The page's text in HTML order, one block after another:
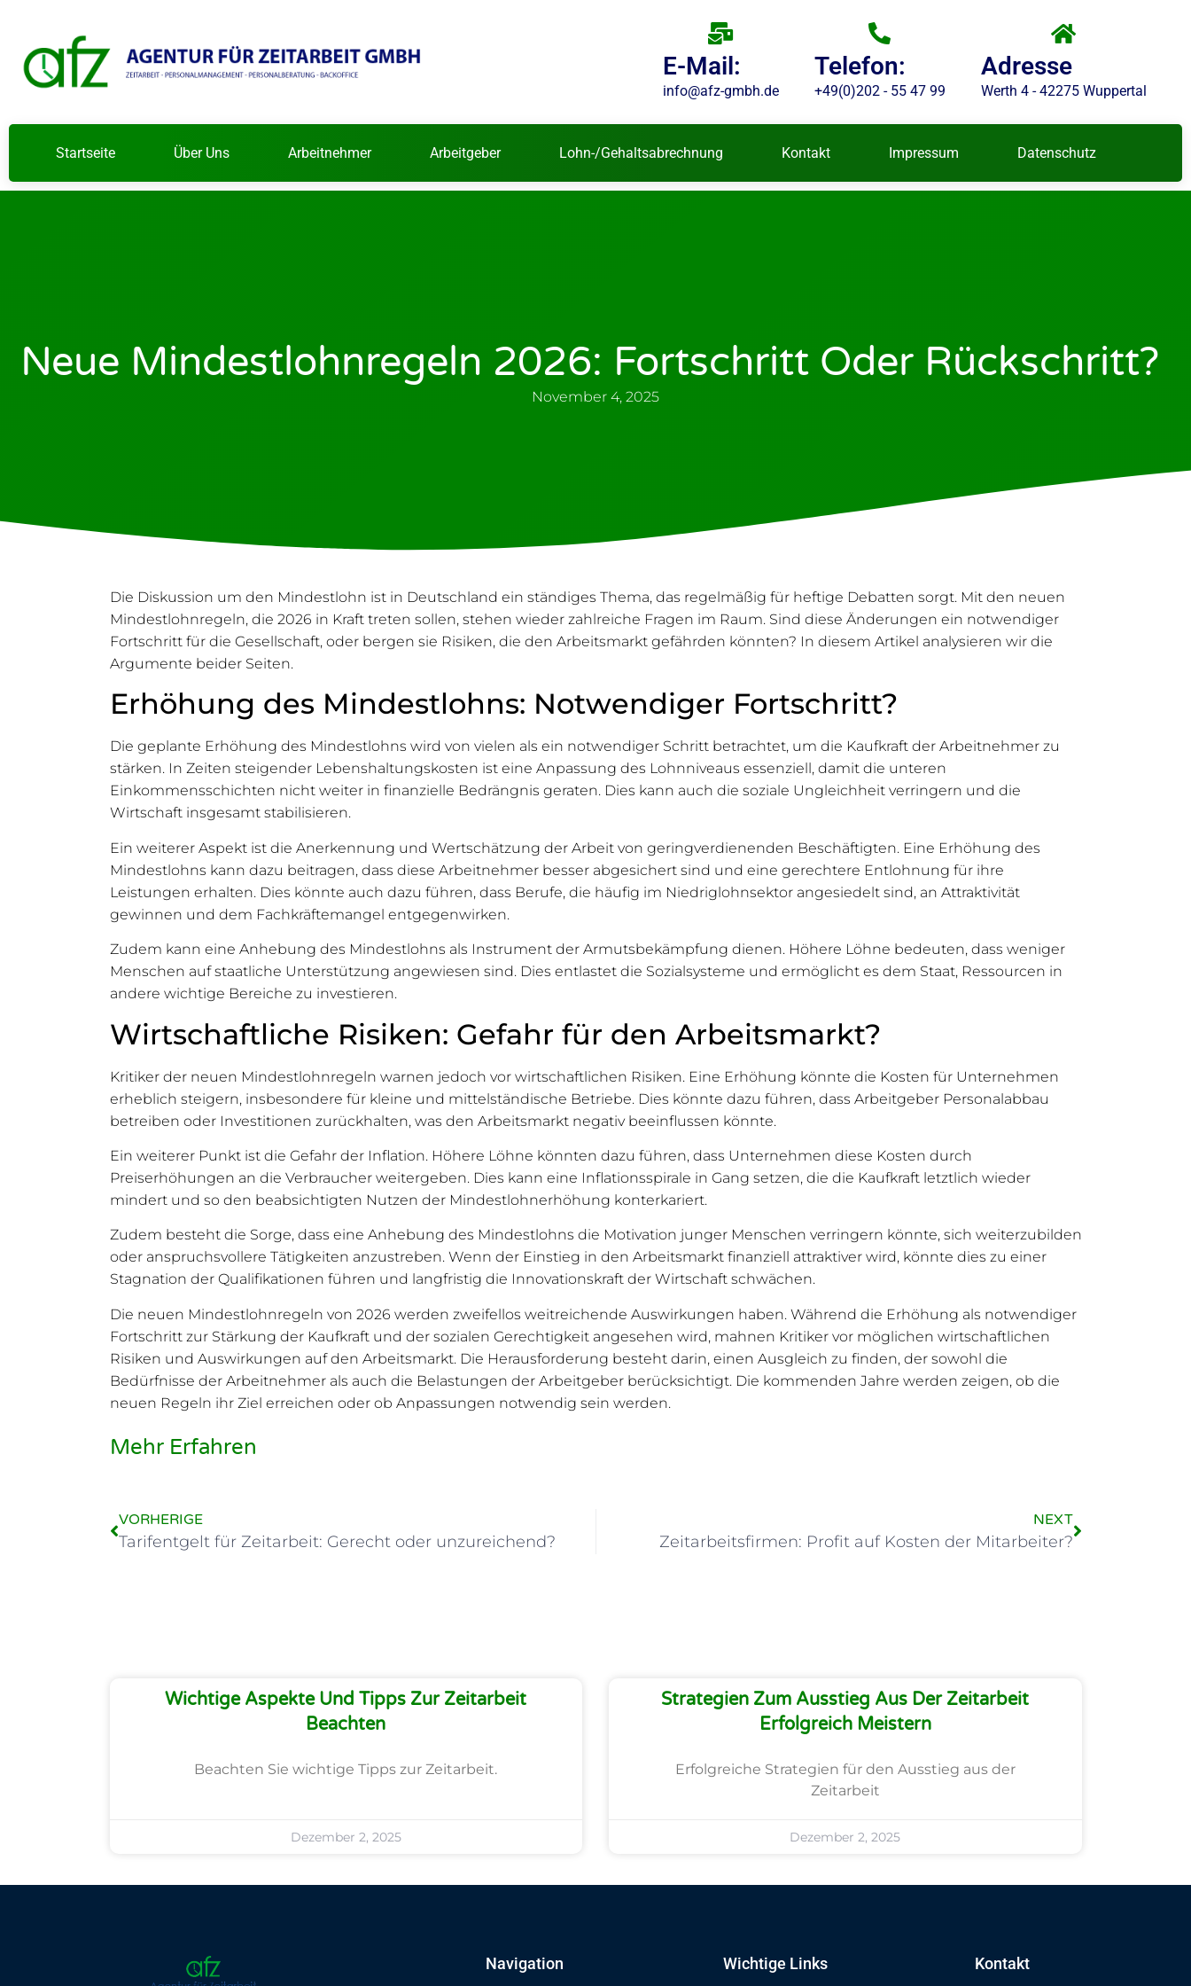
E-Mail:
info@afz-gmbh.de
Telefon:
+49(0)202 - 55 47 99
Adresse
Werth 4 - 42275 Wuppertal
Startseite Über Uns Arbeitnehmer Arbeitgeber Lohn-/Gehaltsabrechnung Kontakt Impressum Datenschutz
Neue Mindestlohnregeln 2026: Fortschritt Oder Rückschritt?
November 4, 2025
Die Diskussion um den Mindestlohn ist in Deutschland ein ständiges Thema, das regelmäßig für heftige Debatten sorgt. Mit den neuen
Mindestlohnregeln, die 2026 in Kraft treten sollen, stehen wieder zahlreiche Fragen im Raum. Sind diese Änderungen ein notwendiger
Fortschritt für die Gesellschaft, oder bergen sie Risiken, die den Arbeitsmarkt gefährden könnten? In diesem Artikel analysieren wir die
Argumente beider Seiten.
Erhöhung des Mindestlohns: Notwendiger Fortschritt?
Die geplante Erhöhung des Mindestlohns wird von vielen als ein notwendiger Schritt betrachtet, um die Kaufkraft der Arbeitnehmer zu
stärken. In Zeiten steigender Lebenshaltungskosten ist eine Anpassung des Lohnniveaus essenziell, damit die unteren
Einkommensschichten nicht weiter in finanzielle Bedrängnis geraten. Dies kann auch die soziale Ungleichheit verringern und die
Wirtschaft insgesamt stabilisieren.
Ein weiterer Aspekt ist die Anerkennung und Wertschätzung der Arbeit von geringverdienenden Beschäftigten. Eine Erhöhung des
Mindestlohns kann dazu beitragen, dass diese Arbeitnehmer besser abgesichert sind und eine gerechtere Entlohnung für ihre
Leistungen erhalten. Dies könnte auch dazu führen, dass Berufe, die häufig im Niedriglohnsektor angesiedelt sind, an Attraktivität
gewinnen und dem Fachkräftemangel entgegenwirken.
Zudem kann eine Anhebung des Mindestlohns als Instrument der Armutsbekämpfung dienen. Höhere Löhne bedeuten, dass weniger
Menschen auf staatliche Unterstützung angewiesen sind. Dies entlastet die Sozialsysteme und ermöglicht es dem Staat, Ressourcen in
andere wichtige Bereiche zu investieren.
Wirtschaftliche Risiken: Gefahr für den Arbeitsmarkt?
Kritiker der neuen Mindestlohnregeln warnen jedoch vor wirtschaftlichen Risiken. Eine Erhöhung könnte die Kosten für Unternehmen
erheblich steigern, insbesondere für kleine und mittelständische Betriebe. Dies könnte dazu führen, dass Arbeitgeber Personalabbau
betreiben oder Investitionen zurückhalten, was den Arbeitsmarkt negativ beeinflussen könnte.
Ein weiterer Punkt ist die Gefahr der Inflation. Höhere Löhne könnten dazu führen, dass Unternehmen diese Kosten durch
Preiserhöhungen an die Verbraucher weitergeben. Dies kann eine Inflationsspirale in Gang setzen, die die Kaufkraft letztlich wieder
mindert und so den beabsichtigten Nutzen der Mindestlohnerhöhung konterkariert.
Zudem besteht die Sorge, dass eine Anhebung des Mindestlohns die Motivation junger Menschen verringern könnte, sich weiterzubilden
oder anspruchsvollere Tätigkeiten anzustreben. Wenn der Einstieg in den Arbeitsmarkt finanziell attraktiver wird, könnte dies zu einer
Stagnation der Qualifikationen führen und langfristig die Innovationskraft der Wirtschaft schwächen.
Die neuen Mindestlohnregeln von 2026 werden zweifellos weitreichende Auswirkungen haben. Während die Erhöhung als notwendiger
Fortschritt zur Stärkung der Kaufkraft und der sozialen Gerechtigkeit angesehen wird, mahnen Kritiker vor möglichen wirtschaftlichen
Risiken und Auswirkungen auf den Arbeitsmarkt. Die Herausforderung besteht darin, einen Ausgleich zu finden, der sowohl die
Bedürfnisse der Arbeitnehmer als auch die Belastungen der Arbeitgeber berücksichtigt. Die kommenden Jahre werden zeigen, ob die
neuen Regeln ihr Ziel erreichen oder ob Anpassungen notwendig sein werden.
Mehr Erfahren
VORHERIGE
Tarifentgelt für Zeitarbeit: Gerecht oder unzureichend?
NEXT
Zeitarbeitsfirmen: Profit auf Kosten der Mitarbeiter?
Wichtige Aspekte Und Tipps Zur Zeitarbeit
Beachten
Beachten Sie wichtige Tipps zur Zeitarbeit.
Dezember 2, 2025
Strategien Zum Ausstieg Aus Der Zeitarbeit
Erfolgreich Meistern
Erfolgreiche Strategien für den Ausstieg aus der
Zeitarbeit
Dezember 2, 2025
Navigation Wichtige Links Kontakt